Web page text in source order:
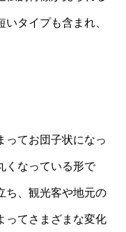
タイプも含まれ、
ってお団子状になっ
くなっている形で
ち、観光客や地元の
ってさまざまな変化